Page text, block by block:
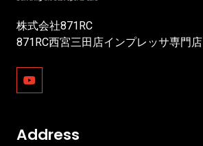
株式会社871RC
871RC西宮三田店インプレッサ専門店
Address